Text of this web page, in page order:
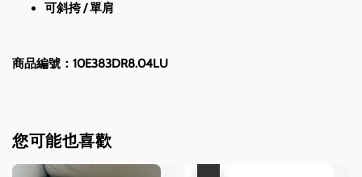
可斜挎 / 單肩
商品編號：10E383DR8.04LU
您可能也喜歡